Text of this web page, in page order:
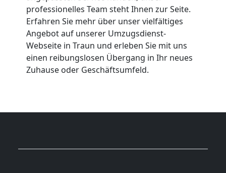
professionelles Team steht Ihnen zur Seite.
Erfahren Sie mehr über unser vielfältiges
Angebot auf unserer Umzugsdienst-
Webseite in Traun und erleben Sie mit uns
einen reibungslosen Übergang in Ihr neues
Zuhause oder Geschäftsumfeld.